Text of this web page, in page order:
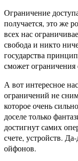
Ограничение
получается, это же
всех нас
свобода и никто
государства
сможет ограничения
А вот интересное
ограничений не
которое очень
доселе только
достигнут самих
счете, устройств.
ойфонов.